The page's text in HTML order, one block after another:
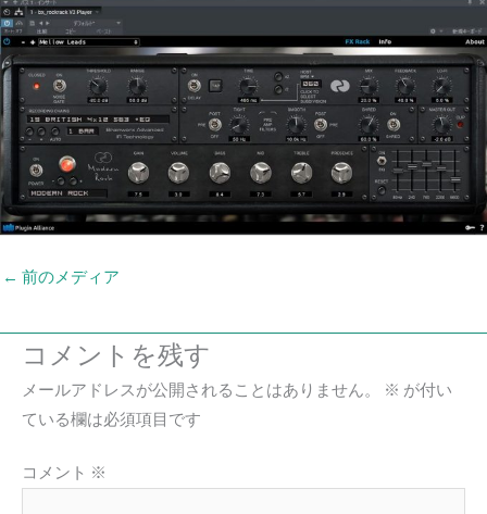
← 前のメディア
コメントを残す
メールアドレスが公開されることはありません。 ※ が付い
ている欄は必須項目です
コメント ※